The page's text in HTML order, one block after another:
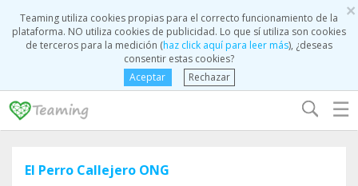
×
Teaming utiliza cookies propias para el correcto funcionamiento de la
plataforma. NO utiliza cookies de publicidad. Lo que sí utiliza son cookies
de terceros para la medición (haz click aquí para leer más), ¿deseas
consentir estas cookies?
Aceptar
Rechazar
☰
El Perro Callejero ONG